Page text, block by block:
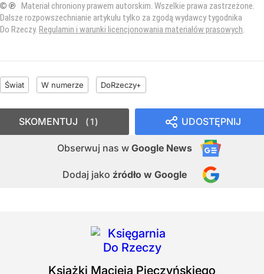
© ℗
Materiał chroniony prawem autorskim. Wszelkie prawa zastrzeżone.
Dalsze rozpowszechnianie artykułu tylko za zgodą wydawcy tygodnika
Do Rzeczy. Regulamin i warunki licencjonowania materiałów prasowych.
Świat W numerze DoRzeczy+
UDOSTĘPNIJ
Obserwuj nas w Google News
Dodaj jako źródło w Google
SKOMENTUJ 1
Książki Macieja Pieczyńskiego